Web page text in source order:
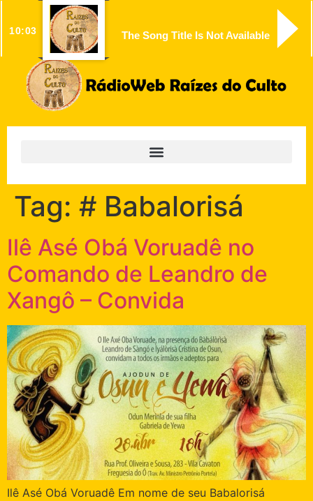
10:03 The Song Title Is Not Available
Tag: # Babalorisá
Ilê Asé Obá Voruadê no
Comando de Leandro de
Xangô – Convida
Ilê Asé Obá Voruadê Em nome de seu Babalorisá